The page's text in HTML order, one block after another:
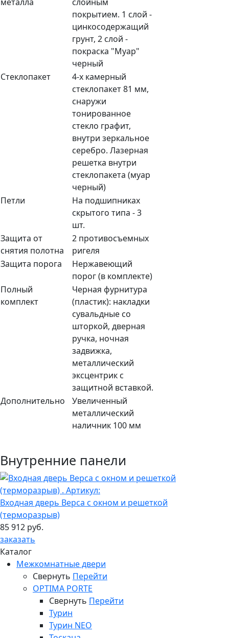
покрытием. 1 слой -
цинкосодержащий
грунт, 2 слой -
покраска "Муар"
черный
Стеклопакет
4-х камерный
стеклопакет 81 мм,
снаружи
тонированное
стекло графит,
внутри зеркальное
серебро. Лазерная
решетка внутри
стеклопакета (муар
черный)
Петли
На подшипниках
скрытого типа - 3
шт.
Защита от
снятия полотна
2 противосъемных
ригеля
Защита порога
Нержавеющий
порог (в комплекте)
Полный
комплект
Черная фурнитура
(пластик): накладки
сувальдные со
шторкой, дверная
ручка, ночная
задвижка,
металлический
эксцентрик с
защитной вставкой.
Дополнительно
Увеличенный
металлический
наличник 100 мм
Внутренние панели
Входная дверь Верса с окном и решеткой
(терморазрыв)
85 912 руб.
заказать
Каталог
Межкомнатные двери
Свернуть Перейти
OPTIMA PORTE
Свернуть Перейти
Турин
Турин NEO